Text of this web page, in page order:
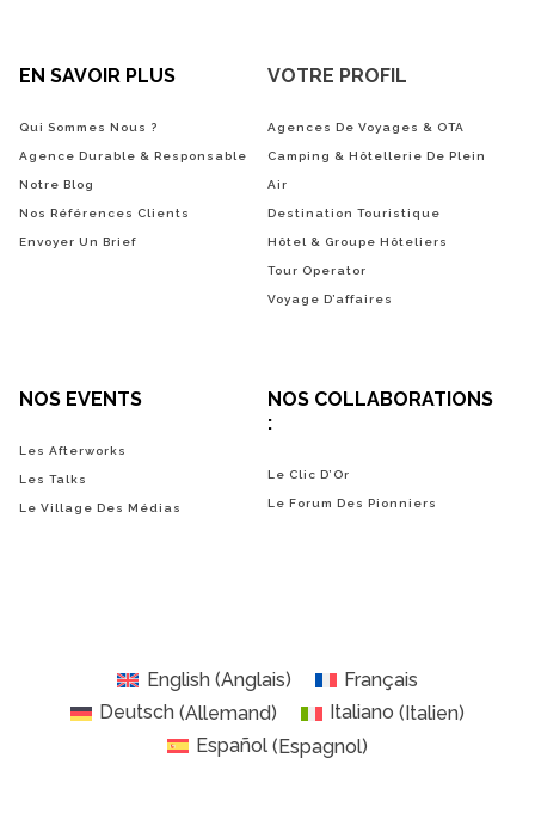
EN SAVOIR PLUS
Qui Sommes Nous ?
Agence Durable & Responsable
Notre Blog
Nos Références Clients
Envoyer Un Brief
VOTRE PROFIL
Agences De Voyages & OTA
Camping & Hôtellerie De Plein
Air
Destination Touristique
Hôtel & Groupe Hôteliers
Tour Operator
Voyage D’affaires
NOS EVENTS
Les Afterworks
Les Talks
Le Village Des Médias
NOS COLLABORATIONS
:
Le Clic D’Or
Le Forum Des Pionniers
English(Anglais)
Français
Deutsch (Allemand) Italiano (Italien)
Español (Espagnol)